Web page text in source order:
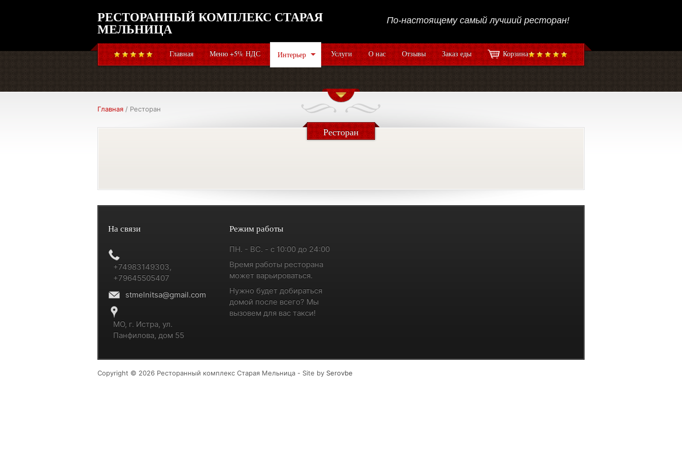
Главная Меню +5% НДС Интерьер Услуги О нас Отзывы Заказ еды Корзина
РЕСТОРАННЫЙ КОМПЛЕКС СТАРАЯ
МЕЛЬНИЦА По-настоящему самый лучший ресторан!
Главная / Ресторан
Ресторан
На связи
+74983149303,
+79645505407
stmelnitsa@gmail.com
МО, г. Истра, ул.
Панфилова, дом 55
Режим работы
ПН. - ВС. - с 10:00 до 24:00
Время работы ресторана
может варьироваться.
Нужно будет добираться
домой после всего? Мы
вызовем для вас такси!
Copyright © 2026 Ресторанный комплекс Старая Мельница - Site by Serovbe